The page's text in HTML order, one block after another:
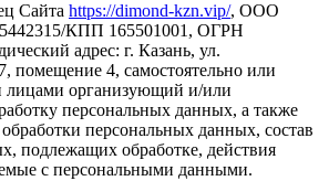
Сайта https://dimond-kzn.vip/, ООО
КПП 165501001, ОГРН
адрес: г. Казань, ул.
помещение 4, самостоятельно или
лицами организующий и/или
персональных данных, а также
персональных данных, состав
подлежащих обработке, действия
с персональными данными.